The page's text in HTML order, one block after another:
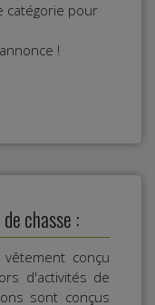
catégorie pour
!
chasse :
conçu
d'activités de
sont conçus